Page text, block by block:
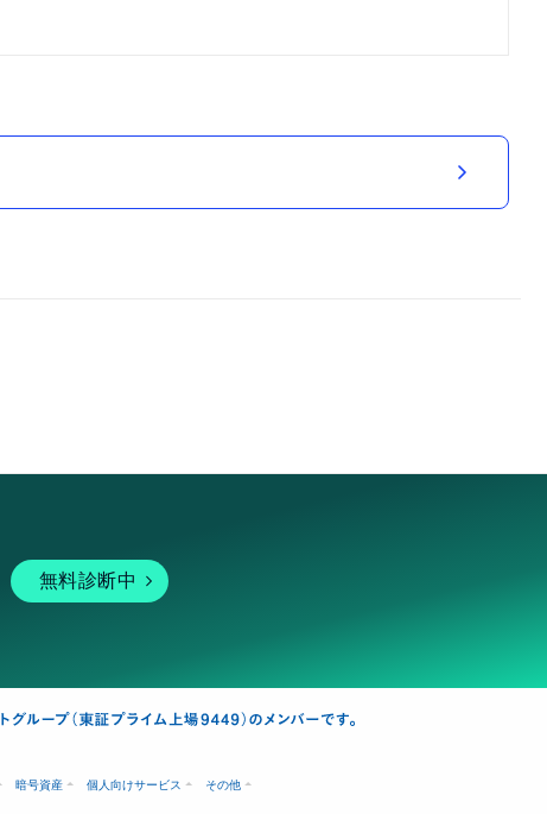
無料診断中
暗号資産 個人向けサービス その他